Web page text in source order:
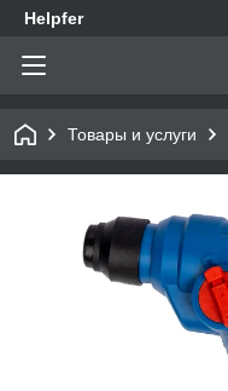
Helpfer
Товары и услуги